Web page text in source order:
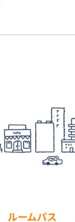
ルームパス